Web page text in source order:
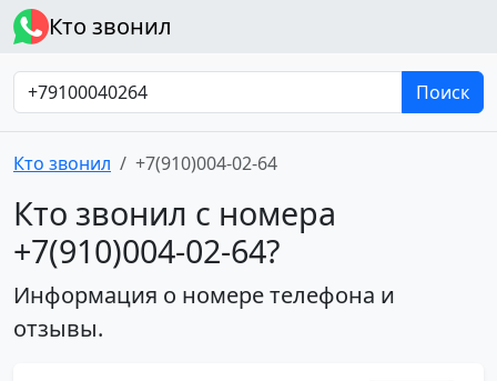
Кто звонил
Поиск
Кто звонил +7(910)004-02-64
Кто звонил с номера
+7(910)004-02-64?
Информация о номере телефона и
отзывы.